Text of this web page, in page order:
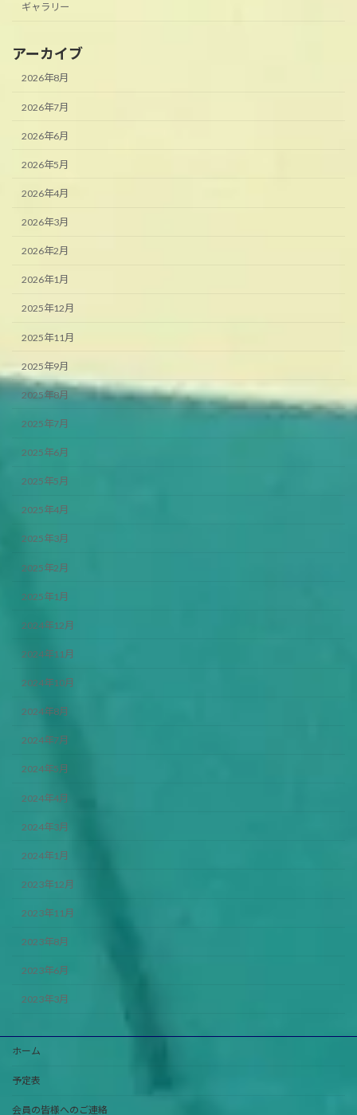
ギャラリー
アーカイブ
2026年8月
2026年7月
2026年6月
2026年5月
2026年4月
2026年3月
2026年2月
2026年1月
2025年12月
2025年11月
2025年9月
2025年8月
2025年7月
2025年6月
2025年5月
2025年4月
2025年3月
2025年2月
2025年1月
2024年12月
2024年11月
2024年10月
2024年8月
2024年7月
2024年5月
2024年4月
2024年3月
2024年1月
2023年12月
2023年11月
2023年8月
2023年6月
2023年3月
ホーム
予定表
会員の皆様へのご連絡